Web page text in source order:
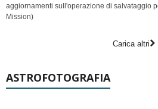
aggiornamenti sull'operazione di salvataggio
Mission)
Carica altri
ASTROFOTOGRAFIA